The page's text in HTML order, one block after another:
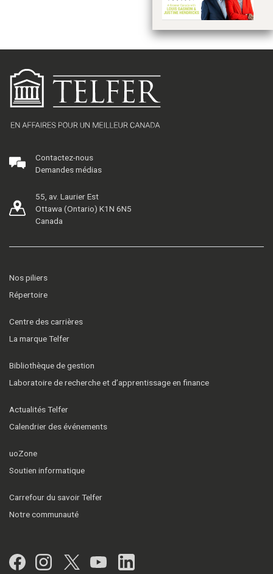
Contactez-nous
Demandes médias
55, av. Laurier Est
Ottawa (Ontario) K1N 6N5
Canada
Nos piliers
Répertoire
Centre des carrières
La marque Telfer
Bibliothèque de gestion
Laboratoire de recherche et d’apprentissage en finance
Actualités Telfer
Calendrier des événements
uoZone
Soutien informatique
Carrefour du savoir Telfer
Notre communauté
Facebook
Instagram
Twitter
YouTubeLinkedIn